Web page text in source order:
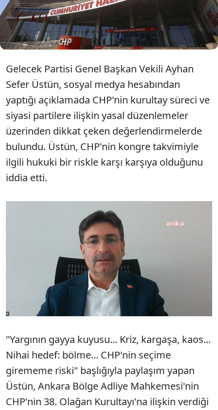
gerçekleştirilmemesi halinde CHP'nin seçimlere
katılma yeterliliğini kaybedebileceğini öne sürdü.
Gelecek Partisi Genel Başkan Vekili Ayhan
Sefer Üstün, sosyal medya hesabından
yaptığı açıklamada CHP'nin kurultay süreci ve
siyasi partilere ilişkin yasal düzenlemeler
üzerinden dikkat çeken değerlendirmelerde
bulundu. Üstün, CHP'nin kongre takvimiyle
ilgili hukuki bir riskle karşı karşıya olduğunu
iddia etti.
"Yargının gayya kuyusu... Kriz, kargaşa, kaos...
Nihai hedef: bölme... CHP'nin seçime
girememe riski" başlığıyla paylaşım yapan
Üstün, Ankara Bölge Adliye Mahkemesi'nin
CHP'nin 38. Olağan Kurultayı'na ilişkin verdiği